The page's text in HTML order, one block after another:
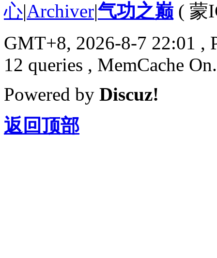
心|Archiver|气功之巅 ( 蒙
GMT+8, 2026-8-7 22:01 ,
12 queries , MemCache On.
Powered by Discuz!
返回顶部